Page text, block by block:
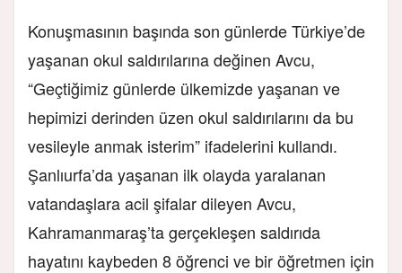
Konuşmasının başında son günlerde Türkiye’de
yaşanan okul saldırılarına değinen Avcu,
“Geçtiğimiz günlerde ülkemizde yaşanan ve
hepimizi derinden üzen okul saldırılarını da bu
vesileyle anmak isterim” ifadelerini kullandı.
Şanlıurfa’da yaşanan ilk olayda yaralanan
vatandaşlara acil şifalar dileyen Avcu,
Kahramanmaraş’ta gerçekleşen saldırıda
hayatını kaybeden 8 öğrenci ve bir öğretmen için